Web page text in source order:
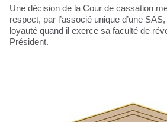
Une décision de la Cour de cassation
respect, par l’associé unique d’une
loyauté quand il exerce sa faculté de
Président.